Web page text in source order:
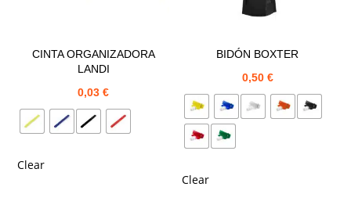
CINTA ORGANIZADORA
LANDI
0,03€
Clear
BIDÓN BOXTER
0,50 €
Clear